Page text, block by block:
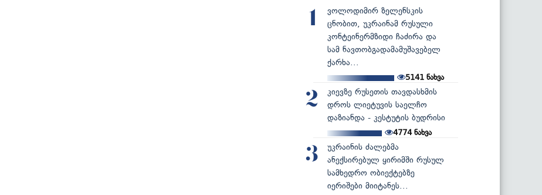
1
ვოლოდიმირ ზელენსკის
ცნობით, უკრაინამ რუსული
კონტეინერმზიდი ჩაძირა და
სამ ნავთობგადამამუშავებელ
ქარხა...
5141 ნახვა
2
კიევზე რუსეთის თავდასხმის
დროს ლიეტუვის საელჩო
დაზიანდა - კესტუტის ბუდრისი
4774ნახვა
3
უკრაინის ძალებმა
ანექსირებულ ყირიმში რუსულ
სამხედრო ობიექტებზე
იერიშები მიიტანეს...